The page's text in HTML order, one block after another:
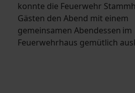
konnte die Feuerwehr
Gästen den Abend mit einem
gemeinsamen Abendessen im
Feuerwehrhaus gemütlich